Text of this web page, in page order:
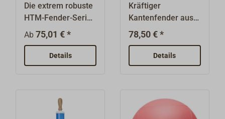
Die extrem robuste
HTM-Fender-Serie
von Polyform bietet
maximalen Schutz
bei einer Vielzahl
von Anwendungen
einer Länge von 20
bis 50 Fuß.
Ab75,01 € *
Details
Kräftiger
Kantenfender aus
weißem,
dickwandigem
Vinylkunststoff. UV-
beständig und im
Schaum resistent
gegen das
78,50 € *
Details